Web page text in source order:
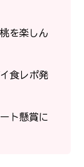
を楽しん
食レポ発
ト懸賞に